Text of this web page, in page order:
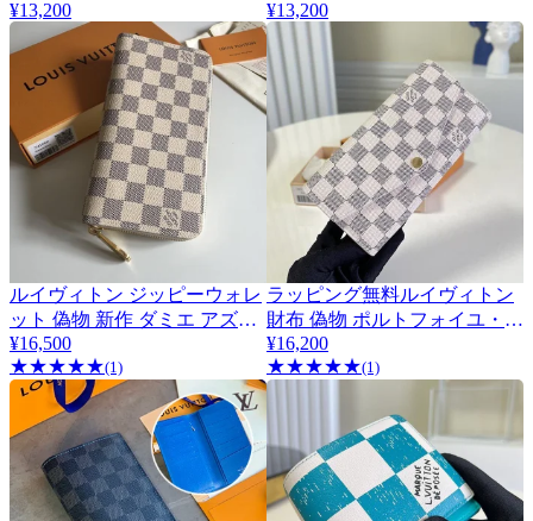
ウォレット☆N63069
¥13,200 ォイユ・ゾエ ダミエ N60168
¥13,200
ルイヴィトン ジッピーウォレ
ット 偽物 新作 ダミエ アズー
ル N41660
¥16,500
★★★★★(1)
ラッピング無料ルイヴィトン
財布 偽物 ポルトフォイユ・サ
ラ LV20289
¥16,200
★★★★★(1)